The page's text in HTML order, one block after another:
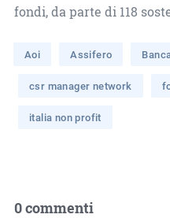
fondi, da parte di 118
Aoi Assifero
csr manager network
italia non profit
0 commenti